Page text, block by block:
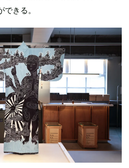
きる。